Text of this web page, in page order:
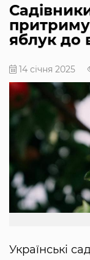
яблук до
14 січня 2025
Українські